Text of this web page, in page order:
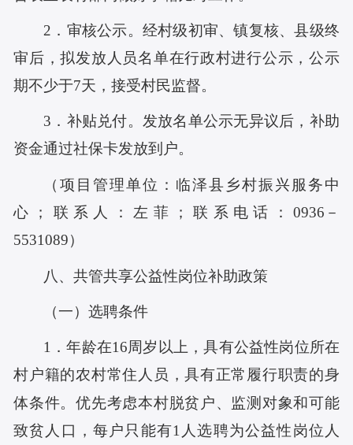
2．审核公示。 经村级初审、镇复核、县级终
审后，拟发放人员名单在行政村进行公示，公示
期不少于7天，接受村民监督。
3．补贴兑付。发放名单公示无异议后，补助
资金通过社保卡发放到户。
（项目管理单位：临泽县乡村振兴服务中
心；联系人：左菲；联系电话： 0936－
5531089）
八、共管共享公益性岗位补助政策
（一）选聘条件
1．年龄在16周岁以上，具有公益性岗位所在
村户籍的农村常住人员，具有正常履行职责的身
体条件。优先考虑本村脱贫户、监测对象和可能
致贫人口，每户只能有1人选聘为公益性岗位人